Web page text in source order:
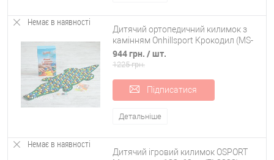
У нашому інтернет-магазині ви знайдете якісні розвиваючі іграшки
від провідних в Україні виробників. Наші менеджери підкажуть, як
оформити оптове замовлення, як вибрати відповідний виріб та як
оформити доставку по країні в Київ, Дніпро, Львів та інші регіони.
Читати повністю
Немає в наявності
Дитячий ортопедичний килимок з
камінням Onhillsport Крокодил (MS-
1264)
944 грн. / шт.
1225 грн.
Підписатися
Детальніше
Немає в наявності
Дитячий ігровий килимок OSPORT